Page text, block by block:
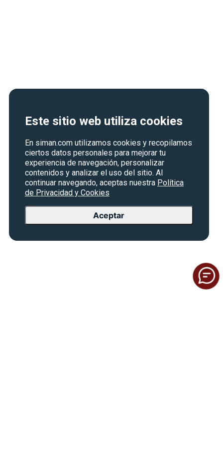
Este sitio web utiliza cookies
En siman.com utilizamos cookies y recopilamos
ciertos datos personales para mejorar tu
experiencia de navegación, personalizar
contenidos y analizar el uso del sitio. Al
continuar navegando, aceptas nuestra Política
de Privacidad y Cookies
Aceptar